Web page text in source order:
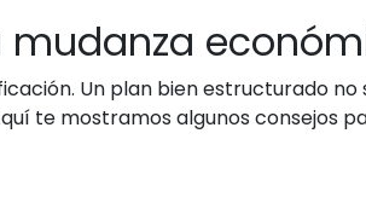
mudanza
Un plan bien estructurado
te mostramos algunos consejos